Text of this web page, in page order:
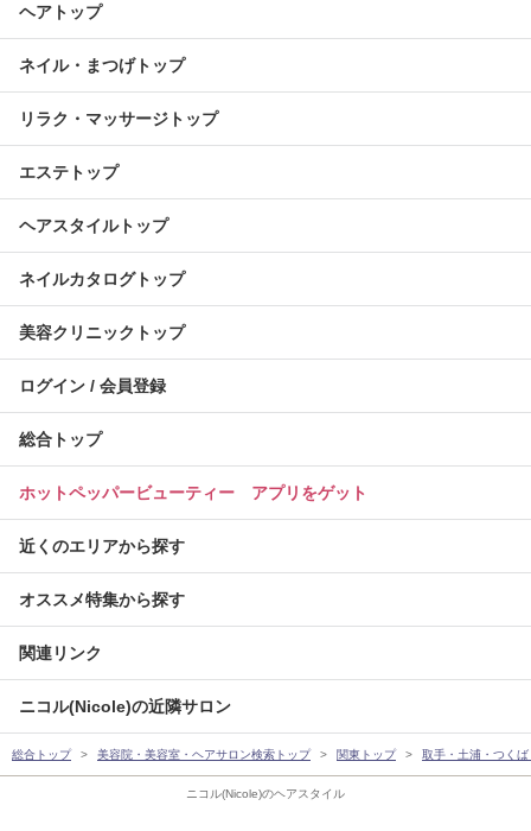
ニコル(Nicole)のヘアスタイル
ヘアトップ
ネイル・まつげトップ
リラク・マッサージトップ
エステトップ
ヘアスタイルトップ
ネイルカタログトップ
美容クリニックトップ
ログイン / 会員登録
総合トップ
ホットペッパービューティー アプリをゲット
近くのエリアから探す
オススメ特集から探す
関連リンク
ニコル(Nicole)の近隣サロン
総合トップ 美容院・美容室・ヘアサロン検索トップ 関東トップ 取手・土浦・つく